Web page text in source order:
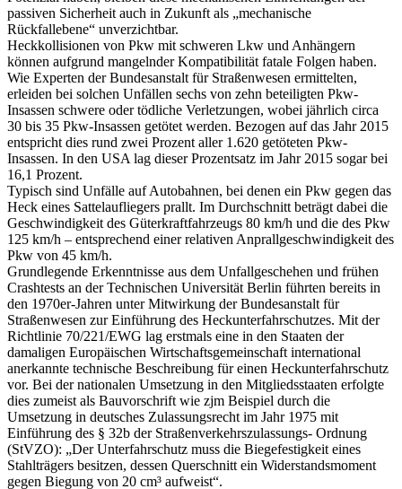
passiven Sicherheit auch in Zukunft als „mechanische
Rückfallebene“ unverzichtbar.
Heckkollisionen von Pkw mit schweren Lkw und Anhängern
können aufgrund mangelnder Kompatibilität fatale Folgen haben.
Wie Experten der Bundesanstalt für Straßenwesen ermittelten,
erleiden bei solchen Unfällen sechs von zehn beteiligten Pkw-
Insassen schwere oder tödliche Verletzungen, wobei jährlich circa
30 bis 35 Pkw-Insassen getötet werden. Bezogen auf das Jahr 2015
entspricht dies rund zwei Prozent aller 1.620 getöteten Pkw-
Insassen. In den USA lag dieser Prozentsatz im Jahr 2015 sogar bei
16,1 Prozent.
Typisch sind Unfälle auf Autobahnen, bei denen ein Pkw gegen das
Heck eines Sattelaufliegers prallt. Im Durchschnitt beträgt dabei die
Geschwindigkeit des Güterkraftfahrzeugs 80 km/h und die des Pkw
125 km/h – entsprechend einer relativen Anprallgeschwindigkeit des
Pkw von 45 km/h.
Grundlegende Erkenntnisse aus dem Unfallgeschehen und frühen
Crashtests an der Technischen Universität Berlin führten bereits in
den 1970er-Jahren unter Mitwirkung der Bundesanstalt für
Straßenwesen zur Einführung des Heckunterfahrschutzes. Mit der
Richtlinie 70/221/EWG lag erstmals eine in den Staaten der
damaligen Europäischen Wirtschaftsgemeinschaft international
anerkannte technische Beschreibung für einen Heckunterfahrschutz
vor. Bei der nationalen Umsetzung in den Mitgliedsstaaten erfolgte
dies zumeist als Bauvorschrift wie zjm Beispiel durch die
Umsetzung in deutsches Zulassungsrecht im Jahr 1975 mit
Einführung des § 32b der Straßenverkehrszulassungs- Ordnung
(StVZO): „Der Unterfahrschutz muss die Biegefestigkeit eines
Stahlträgers besitzen, dessen Querschnitt ein Widerstandsmoment
gegen Biegung von 20 cm³ aufweist“.